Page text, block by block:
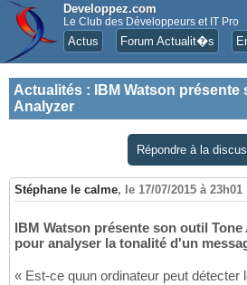
Developpez.com
Le Club des Développeurs et IT Pro
Actus Forum Actualit�s
Actualités :
IBM Watson
Analyzer
Répondre à la
Stéphane le calme, le 17/07/2015 à 23h01
IBM Watson présente son outil Tone
pour analyser la tonalité d'un
« Est-ce quun ordinateur peut